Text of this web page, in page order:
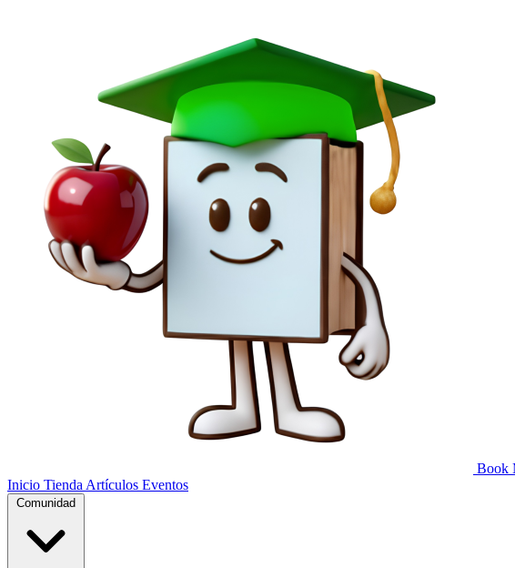
Book
Inicio Tienda Artículos Eventos
Comunidad